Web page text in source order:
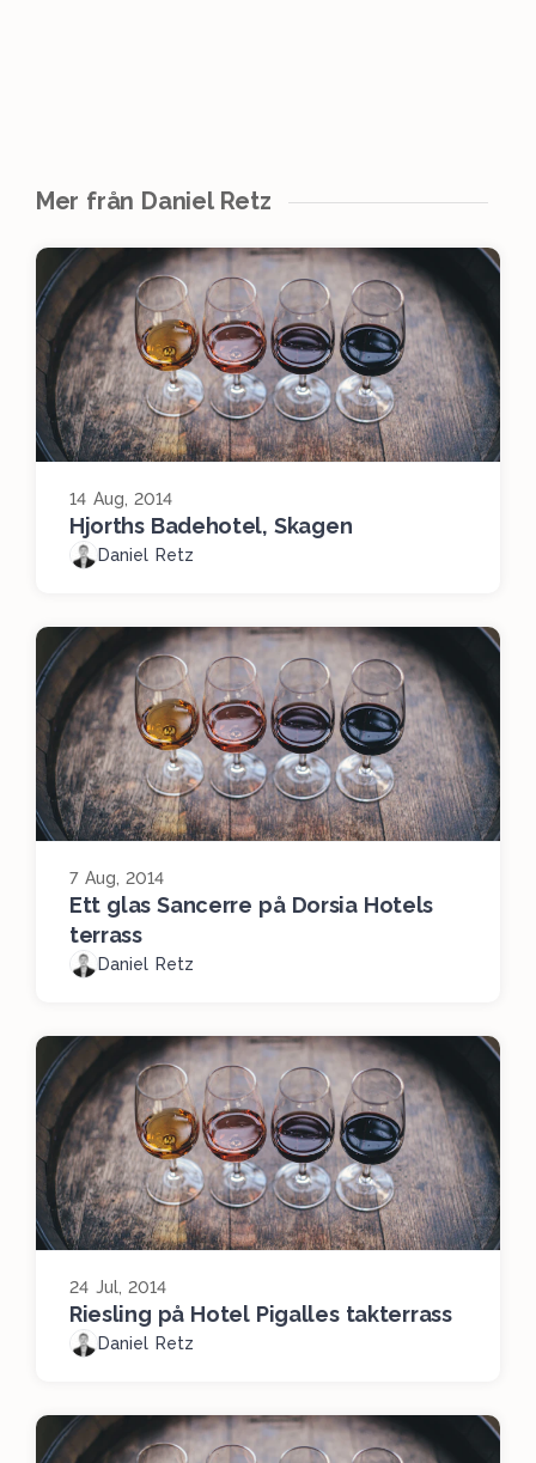
Mer från Daniel Retz
14 Aug, 2014
Hjorths Badehotel, Skagen
Daniel Retz
7 Aug, 2014
Ett glas Sancerre på Dorsia Hotels
terrass
Daniel Retz
24 Jul, 2014
Riesling på Hotel Pigalles takterrass
Daniel Retz